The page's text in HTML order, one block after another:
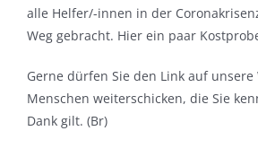
alle Helfer/-innen in der
Weg gebracht. Hier ein paar
Gerne dürfen Sie den Link auf unsere
Menschen weiterschicken, die Sie
Dank gilt. (Br)